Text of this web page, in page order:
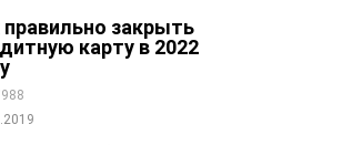
правильно закрыть
карту в 2022